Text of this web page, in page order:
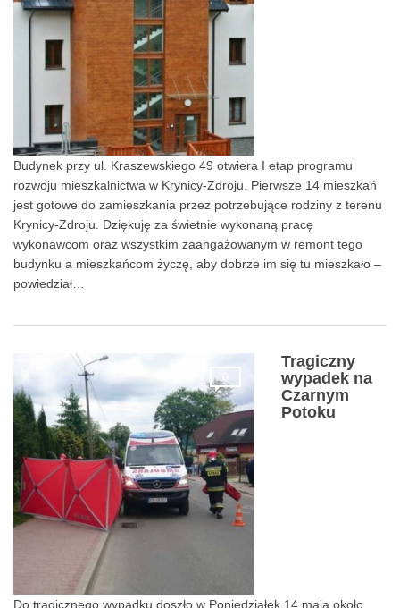
Budynek przy ul. Kraszewskiego 49 otwiera I etap programu
rozwoju mieszkalnictwa w Krynicy-Zdroju. Pierwsze 14 mieszkań
jest gotowe do zamieszkania przez potrzebujące rodziny z terenu
Krynicy-Zdroju. Dziękuję za świetnie wykonaną pracę
wykonawcom oraz wszystkim zaangażowanym w remont tego
budynku a mieszkańcom życzę, aby dobrze im się tu mieszkało –
powiedział…
Tragiczny
wypadek na
Czarnym
Potoku
Do tragicznego wypadku doszło w Poniedziałek 14 maja około